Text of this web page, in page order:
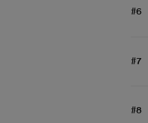
#6
#7
#8